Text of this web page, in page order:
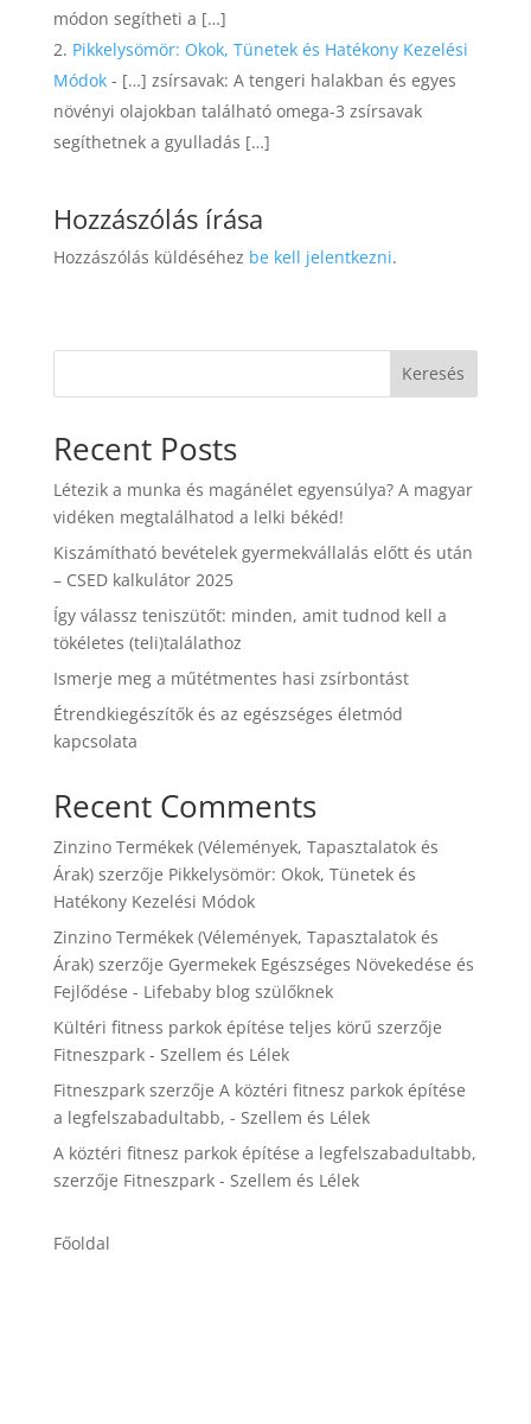
módon segítheti a […]
Pikkelysömör: Okok, Tünetek és Hatékony Kezelési
Módok- […] zsírsavak: A tengeri halakban és egyes
növényi olajokban található omega-3 zsírsavak
segíthetnek a gyulladás […]
Hozzászólás írása
Hozzászólás küldéséhez be kell jelentkezni.
Keresés
Recent Posts
Létezik a munka és magánélet egyensúlya? A magyar
vidéken megtalálhatod a lelki békéd!
Kiszámítható bevételek gyermekvállalás előtt és után
– CSED kalkulátor 2025
Így válassz teniszütőt: minden, amit tudnod kell a
tökéletes (teli)találathoz
Ismerje meg a műtétmentes hasi zsírbontást
Étrendkiegészítők és az egészséges életmód
kapcsolata
Recent Comments
Zinzino Termékek (Vélemények, Tapasztalatok és
Árak)szerzője Pikkelysömör: Okok, Tünetek és
Hatékony Kezelési Módok
Zinzino Termékek (Vélemények, Tapasztalatok és
Árak)szerzője Gyermekek Egészséges Növekedése és
Fejlődése - Lifebaby blog szülőknek
Kültéri fitness parkok építése teljes körű szerzője
Fitneszpark - Szellem és Lélek
Fitneszparkszerzője A köztéri fitnesz parkok építése
a legfelszabadultabb, - Szellem és Lélek
A köztéri fitnesz parkok építése a legfelszabadultabb,
szerzője Fitneszpark - Szellem és Lélek
Főoldal